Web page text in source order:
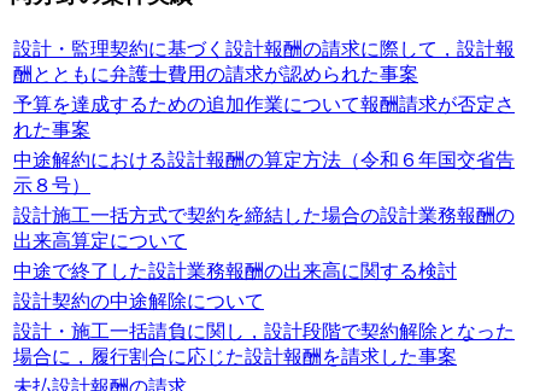
設計・監理契約に基づく設計報酬の請求に際して，設計報
酬とともに弁護士費用の請求が認められた事案
予算を達成するための追加作業について報酬請求が否定さ
れた事案
中途解約における設計報酬の算定方法（令和６年国交省告
示８号）
設計施工一括方式で契約を締結した場合の設計業務報酬の
出来高算定について
中途で終了した設計業務報酬の出来高に関する検討
設計契約の中途解除について
設計・施工一括請負に関し，設計段階で契約解除となった
場合に，履行割合に応じた設計報酬を請求した事案
未払設計報酬の請求